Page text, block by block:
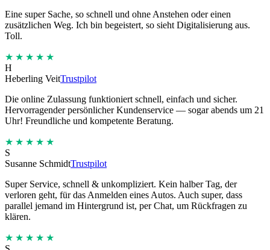
Eine super Sache, so schnell und ohne Anstehen oder einen
zusätzlichen Weg. Ich bin begeistert, so sieht Digitalisierung aus.
Toll.
★★★★★
H
Heberling VeitTrustpilot
Die online Zulassung funktioniert schnell, einfach und sicher.
Hervorragender persönlicher Kundenservice — sogar abends um 21
Uhr! Freundliche und kompetente Beratung.
★★★★★
S
Susanne SchmidtTrustpilot
Super Service, schnell & unkompliziert. Kein halber Tag, der
verloren geht, für das Anmelden eines Autos. Auch super, dass
parallel jemand im Hintergrund ist, per Chat, um Rückfragen zu
klären.
★★★★★